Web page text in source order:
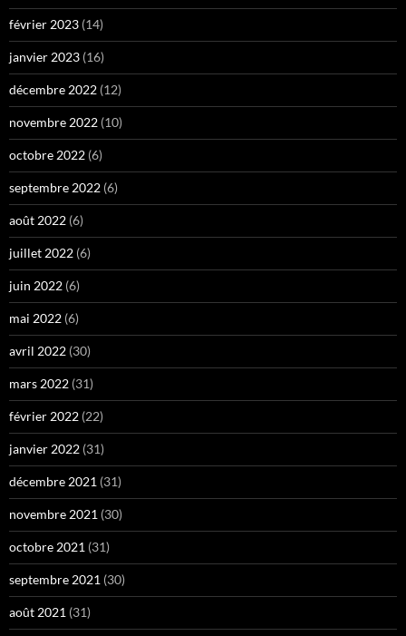
février 2023 (14)
janvier 2023 (16)
décembre 2022 (12)
novembre 2022 (10)
octobre 2022 (6)
septembre 2022 (6)
août 2022 (6)
juillet 2022 (6)
juin 2022 (6)
mai 2022 (6)
avril 2022 (30)
mars 2022 (31)
février 2022 (22)
janvier 2022 (31)
décembre 2021 (31)
novembre 2021 (30)
octobre 2021 (31)
septembre 2021 (30)
août 2021 (31)